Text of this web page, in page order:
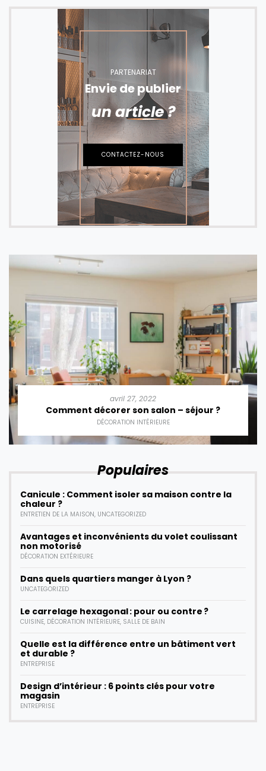
PARTENARIAT
Envie de publier
un article ?
CONTACTEZ-NOUS
avril 27, 2022
Comment décorer son salon – séjour ?
DÉCORATION INTÉRIEURE
Populaires
Canicule : Comment isoler sa maison contre la
chaleur ?
ENTRETIEN DE LA MAISON, UNCATEGORIZED
Avantages et inconvénients du volet coulissant
non motorisé
DÉCORATION EXTÉRIEURE
Dans quels quartiers manger à Lyon ?
UNCATEGORIZED
Le carrelage hexagonal : pour ou contre ?
CUISINE, DÉCORATION INTÉRIEURE, SALLE DE BAIN
Quelle est la différence entre un bâtiment vert
et durable ?
ENTREPRISE
Design d’intérieur : 6 points clés pour votre
magasin
ENTREPRISE